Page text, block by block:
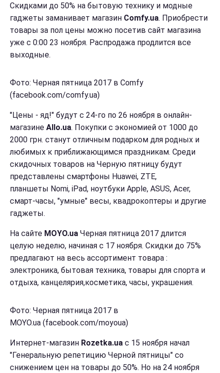
Скидками до 50% на бытовую технику и модные
гаджеты заманивает магазин Comfy.ua. Приобрести
товары за пол цены можно посетив сайт магазина
уже с 0:00 23 ноября. Распродажа продлится все
выходные.
Фото: Черная пятница 2017 в Comfy
(facebook.com/comfy.ua)
"Цены - яд!" будут с 24-го по 26 ноября в онлайн-
магазине Allo.ua. Покупки с экономией от 1000 до
2000 грн. станут отличным подарком для родных и
любимых к приближающимся праздникам. Среди
скидочных товаров на Черную пятницу будут
представлены смартфоны Huawei, ZTE,
планшеты Nomi, iPad, ноутбуки Apple, ASUS, Acer,
смарт-часы, "умные" весы, квадрокоптеры и другие
гаджеты.
На сайте MOYO.ua Черная пятница 2017 длится
целую неделю, начиная с 17 ноября. Скидки до 75%
предлагают на весь ассортимент товара :
электроника, бытовая техника, товары для спорта и
отдыха, канцелярия,косметика, часы, украшения.
Фото: Черная пятница 2017 в
MOYO.ua (facebook.com/moyoua)
Интернет-магазин Rozetka.ua с 15 ноября начал
"Генеральную репетицию Черной пятницы" со
снижением цен на товары до 50%. Но на 24 ноября